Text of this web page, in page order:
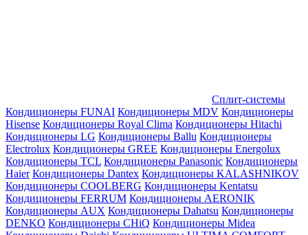
Сплит-системы
Кондиционеры FUNAI Кондиционеры MDV Кондиционеры
Hisense Кондиционеры Royal Clima Кондиционеры Hitachi
Кондиционеры LG Кондиционеры Ballu Кондиционеры
Electrolux Кондиционеры GREE Кондиционеры Energolux
Кондиционеры TCL Кондиционеры Panasonic Кондиционеры
Haier Кондиционеры Dantex Кондиционеры KALASHNIKOV
Кондиционеры СOOLBERG Кондиционеры Kentatsu
Кондиционеры FERRUM Кондиционеры AERONIK
Кондиционеры AUX Кондиционеры Dahatsu Кондиционеры
DENKO Кондиционеры CHiQ Кондиционеры Midea